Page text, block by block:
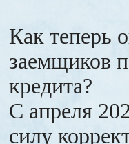
Как теперь
заемщиков
кредита?
С апреля
силу